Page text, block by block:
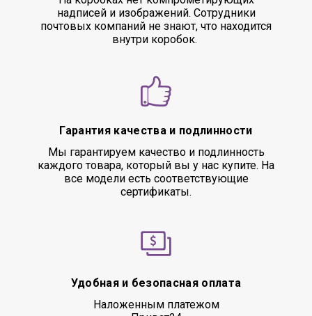
надписей и изображений. Сотрудники
почтовых компаний не знают, что находится
внутри коробок.
Гарантия качества и подлинности
Мы гарантируем качество и подлинность
каждого товара, который вы у нас купите. На
все модели есть соответствующие
сертификаты.
Удобная и безопасная оплата
Наложенным платежом